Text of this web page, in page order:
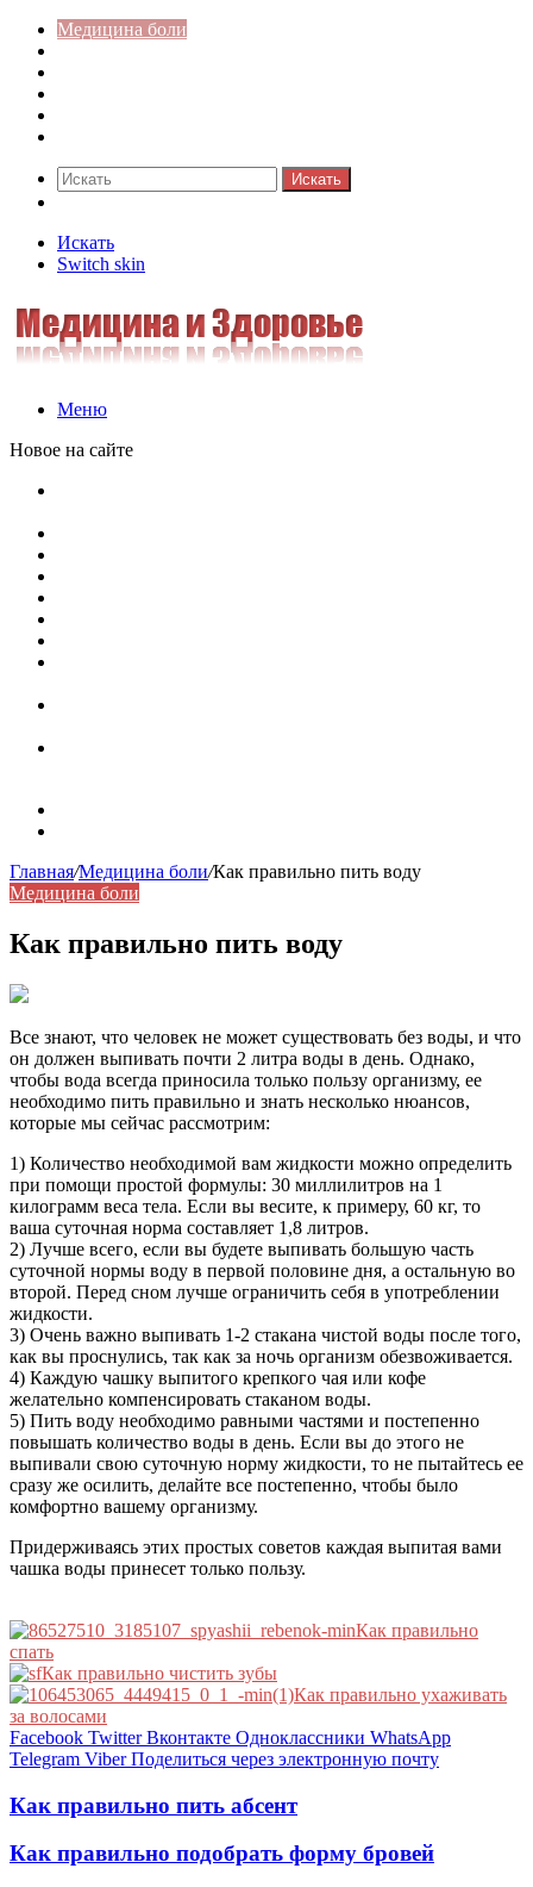
Медицина боли
Искать
Искать
Switch skin
Меню
Новое на сайте
Главная/Медицина боли/Как правильно пить воду
Медицина боли
Как правильно пить воду
Все знают, что человек не может существовать без воды, и что
он должен выпивать почти 2 литра воды в день. Однако,
чтобы вода всегда приносила только пользу организму, ее
необходимо пить правильно и знать несколько нюансов,
которые мы сейчас рассмотрим:
1) Количество необходимой вам жидкости можно определить
при помощи простой формулы: 30 миллилитров на 1
килограмм веса тела. Если вы весите, к примеру, 60 кг, то
ваша суточная норма составляет 1,8 литров.
2) Лучше всего, если вы будете выпивать большую часть
суточной нормы воду в первой половине дня, а остальную во
второй. Перед сном лучше ограничить себя в употреблении
жидкости.
3) Очень важно выпивать 1-2 стакана чистой воды после того,
как вы проснулись, так как за ночь организм обезвоживается.
4) Каждую чашку выпитого крепкого чая или кофе
желательно компенсировать стаканом воды.
5) Пить воду необходимо равными частями и постепенно
повышать количество воды в день. Если вы до этого не
выпивали свою суточную норму жидкости, то не пытайтесь ее
сразу же осилить, делайте все постепенно, чтобы было
комфортно вашему организму.
Придерживаясь этих простых советов каждая выпитая вами
чашка воды принесет только пользу.
Как правильно
спать
Как правильно чистить зубы
Как правильно ухаживать
за волосами
Facebook Twitter Вконтакте Одноклассники WhatsApp
Telegram Viber Поделиться через электронную почту
Как правильно пить абсент
Как правильно подобрать форму бровей